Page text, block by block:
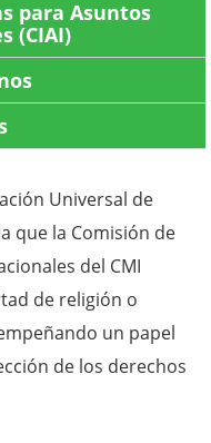
para Asuntos
(CIAI)
Universal de
que la Comisión de
del CMI
de religión o
un papel
de los derechos